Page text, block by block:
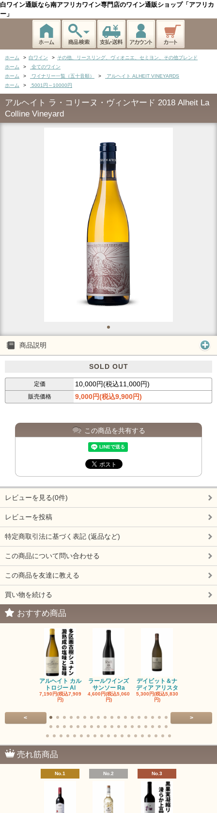
白ワイン通販なら南アフリカワイン専門店のワイン通販ショップ「アフリカ
ー」
ホーム > 白ワイン > その他、リースリング、ヴィオニエ、セミヨン、その他ブレンド
ホーム
>
全てのワイン
ホーム
> ワイナリー一覧（五十音順） >
アルヘイト ALHEIT VINEYARDS
ホーム
> 5001円～10000円
アルヘイト ラ・コリーヌ・ヴィンヤード 2018 Alheit La
Colline Vineyard
商品説明
SOLD OUT
定価 10,000円(税込11,000円)
販売価格 9,000円(税込9,900円)
この商品を共有する
レビューを見る(0件)
レビューを投稿
特定商取引法に基づく表記 (返品など)
この商品について問い合わせる
この商品を友達に教える
買い物を続ける
おすすめ商品
アルヘイト カル
トロジー Al
7,190円(税込7,909
円)
ラールワインズ
サンソー Ra
4,600円(税込5,060
円)
デイビット＆ナ
ディア アリスタ
5,300円(税込5,830
円)
< >
売れ筋商品
No.1 No.2 No.3